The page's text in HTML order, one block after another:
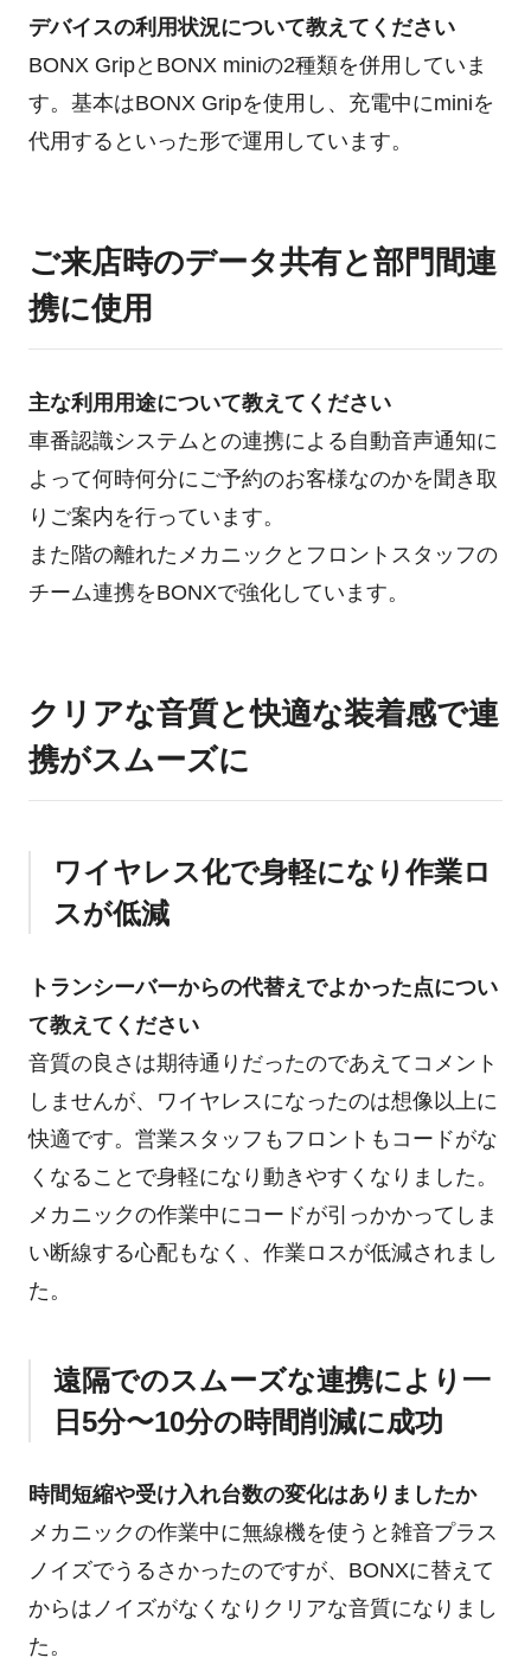
デバイスの利用状況について教えてください
BONX GripとBONX miniの2種類を併用していま
す。基本はBONX Gripを使用し、充電中にminiを
代用するといった形で運用しています。
ご来店時のデータ共有と部門間連
携に使用
主な利用用途について教えてください
車番認識システムとの連携による自動音声通知に
よって何時何分にご予約のお客様なのかを聞き取
りご案内を行っています。
また階の離れたメカニックとフロントスタッフの
チーム連携をBONXで強化しています。
クリアな音質と快適な装着感で連
携がスムーズに
ワイヤレス化で身軽になり作業ロ
スが低減
トランシーバーからの代替えでよかった点につい
て教えてください
音質の良さは期待通りだったのであえてコメント
しませんが、ワイヤレスになったのは想像以上に
快適です。営業スタッフもフロントもコードがな
くなることで身軽になり動きやすくなりました。
メカニックの作業中にコードが引っかかってしま
い断線する心配もなく、作業ロスが低減されまし
た。
遠隔でのスムーズな連携により一
日5分〜10分の時間削減に成功
時間短縮や受け入れ台数の変化はありましたか
メカニックの作業中に無線機を使うと雑音プラス
ノイズでうるさかったのですが、BONXに替えて
からはノイズがなくなりクリアな音質になりまし
た。